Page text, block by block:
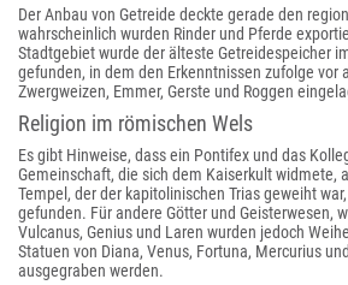
Der Anbau von Getreide deckte gerade den
wahrscheinlich wurden Rinder und Pferde
Stadtgebiet wurde der älteste Getreidespeicher
gefunden, in dem den Erkenntnissen zufolge vor
Zwergweizen, Emmer, Gerste und Roggen
Religion im römischen Wels
Es gibt Hinweise, dass ein Pontifex und das
Gemeinschaft, die sich dem Kaiserkult widmete,
Tempel, der der kapitolinischen Trias geweiht
gefunden. Für andere Götter und Geisterwesen,
Vulcanus, Genius und Laren wurden jedoch
Statuen von Diana, Venus, Fortuna, Mercurius
ausgegraben werden.